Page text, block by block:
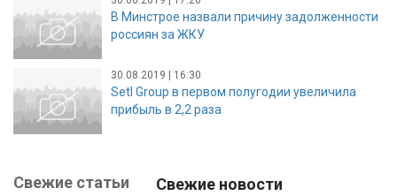
В Минстрое назвали причину задолженности
россиян за ЖКУ
30.08.2019 | 16:30
Setl Group в первом полугодии увеличила
прибыль в 2,2 раза
Свежие статьи Свежие новости